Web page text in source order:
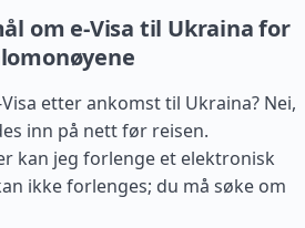
om e-Visa til Ukraina for
etter ankomst til Ukraina? Nei,
inn på nett før reisen.
kan jeg forlenge et elektronisk
ikke forlenges; du må søke om